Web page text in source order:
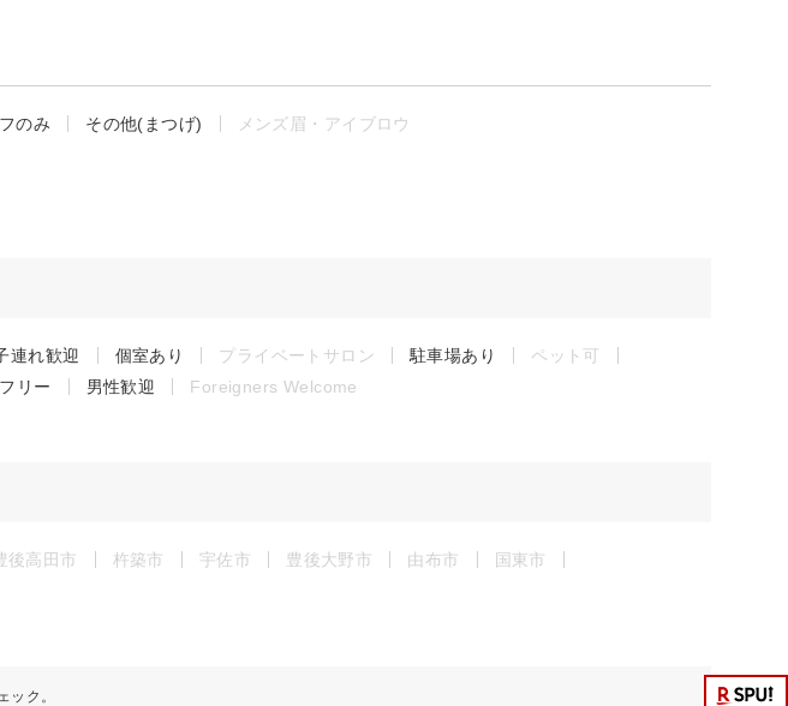
のみ その他(まつげ) メンズ眉・アイブロウ
連れ歓迎 個室あり プライベートサロン 駐車場あり
ペット可
リー 男性歓迎 Foreigners Welcome
後高田市 杵築市 宇佐市 豊後大野市 由布市
国東市
ック。